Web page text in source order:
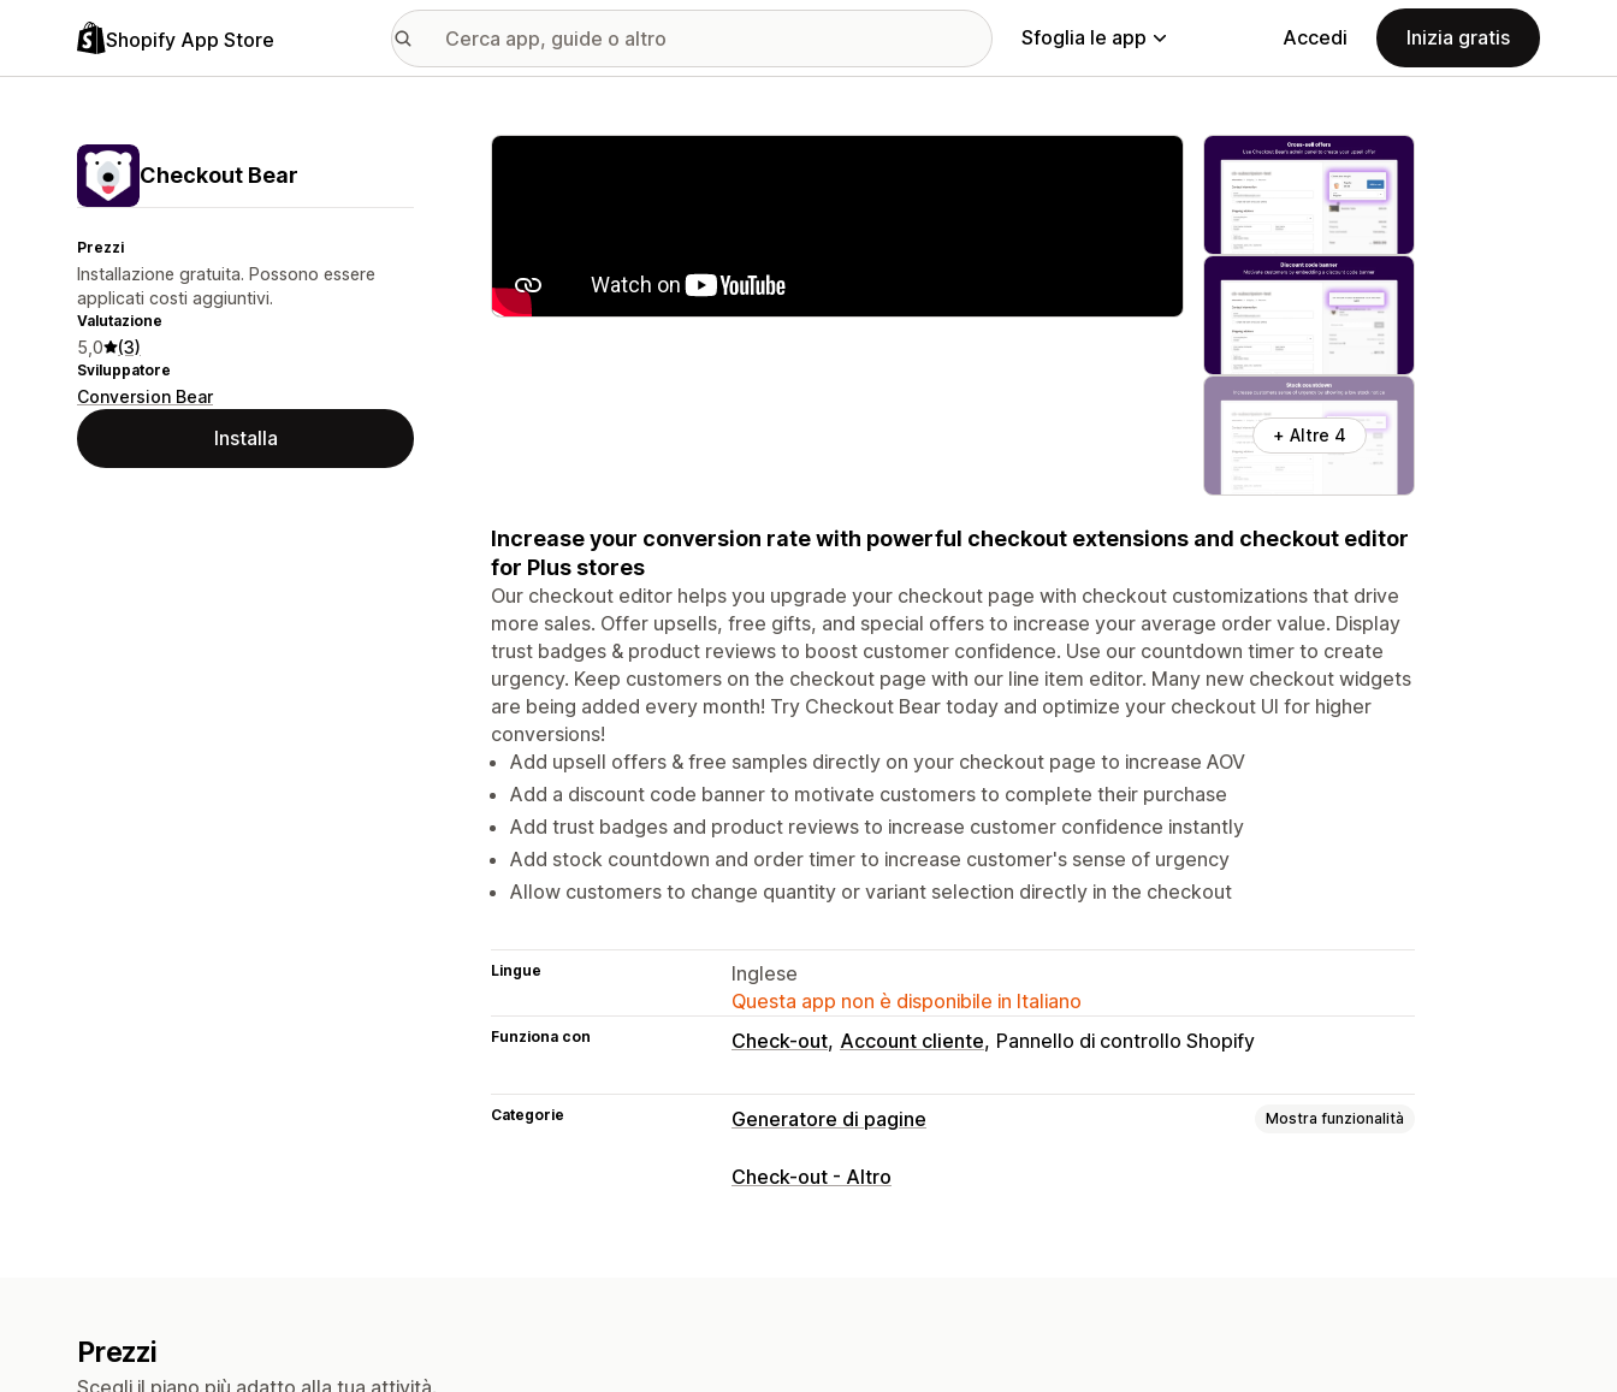
Shopify App Store Sfoglia le app Accedi Inizia gratis
Checkout Bear
Prezzi
Installazione gratuita. Possono essere
applicati costi aggiuntivi.
Valutazione
5,0 (3)
Sviluppatore
Conversion Bear
Installa
Galleria immagini in evidenza
+ Altre 4
Increase your conversion rate with powerful checkout extensions and checkout editor
for Plus stores
Our checkout editor helps you upgrade your checkout page with checkout customizations that drive
more sales. Offer upsells, free gifts, and special offers to increase your average order value. Display
trust badges & product reviews to boost customer confidence. Use our countdown timer to create
urgency. Keep customers on the checkout page with our line item editor. Many new checkout widgets
are being added every month! Try Checkout Bear today and optimize your checkout UI for higher
conversions!
Add upsell offers & free samples directly on your checkout page to increase AOV
Add a discount code banner to motivate customers to complete their purchase
Add trust badges and product reviews to increase customer confidence instantly
Add stock countdown and order timer to increase customer's sense of urgency
Allow customers to change quantity or variant selection directly in the checkout
Lingue
Inglese
Questa app non è disponibile in Italiano
Funziona con Check-out Account cliente Pannello di controllo Shopify
Categorie Generatore di pagine Mostra funzionalità
Tipi di pagine
Check-out - Altro
Prezzi
Scegli il piano più adatto alla tua attività.